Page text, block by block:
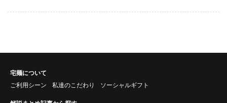
宅麺について
ご利用シーン
私達のこだわり ソーシャルギフト